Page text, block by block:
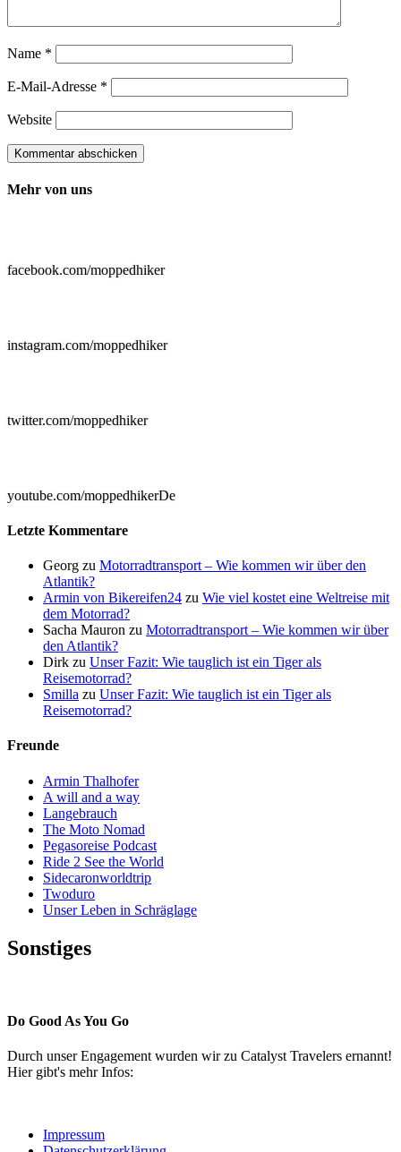
Name *
E-Mail-Adresse *
Website
Kommentar abschicken
Mehr von uns
facebook.com/moppedhiker
instagram.com/moppedhiker
twitter.com/moppedhiker
youtube.com/moppedhikerDe
Letzte Kommentare
Georg zu Motorradtransport – Wie kommen wir über den
Atlantik?
Armin von Bikereifen24 zu Wie viel kostet eine Weltreise mit
dem Motorrad?
Sacha Mauron zu Motorradtransport – Wie kommen wir über
den Atlantik?
Dirk zu Unser Fazit: Wie tauglich ist ein Tiger als
Reisemotorrad?
Smilla zu Unser Fazit: Wie tauglich ist ein Tiger als
Reisemotorrad?
Freunde
Armin Thalhofer
A will and a way
Langebrauch
The Moto Nomad
Pegasoreise Podcast
Ride 2 See the World
Sidecaronworldtrip
Twoduro
Unser Leben in Schräglage
Sonstiges
Do Good As You Go
Durch unser Engagement wurden wir zu Catalyst Travelers ernannt!
Hier gibt's mehr Infos:
Impressum